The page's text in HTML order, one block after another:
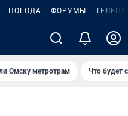
ПОГОДА ФОРУМЫ
Омску метротрам Что будет